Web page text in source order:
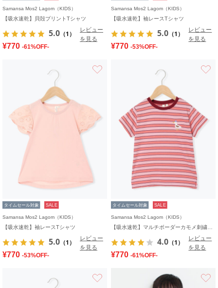
Samansa Mos2 Lagom（KIDS）
【吸水速乾】貝殻プリントTシャツ
5.0 （1）
レビュー
を見る
¥770 -61%OFF-
Samansa Mos2 Lagom（KIDS）
【吸水速乾】袖レースTシャツ
5.0 （1）
レビュー
を見る
¥770 -53%OFF-
タイムセール対象 SALE
Samansa Mos2 Lagom（KIDS）
【吸水速乾】袖レースTシャツ
5.0 （1）
レビュー
を見る
¥770 -53%OFF-
タイムセール対象 SALE
Samansa Mos2 Lagom（KIDS）
4.0 （1）
レビュー
を見る
¥770 -61%OFF-